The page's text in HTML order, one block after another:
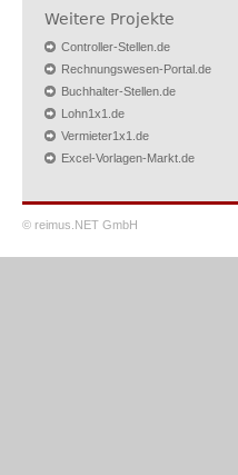
Weitere Projekte
Controller-Stellen.de
Rechnungswesen-Portal.de
Buchhalter-Stellen.de
Lohn1x1.de
Vermieter1x1.de
Excel-Vorlagen-Markt.de
© reimus.NET GmbH